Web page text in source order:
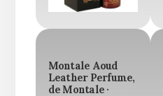
Montale Aoud
Leather Perfume,
de Montale ·